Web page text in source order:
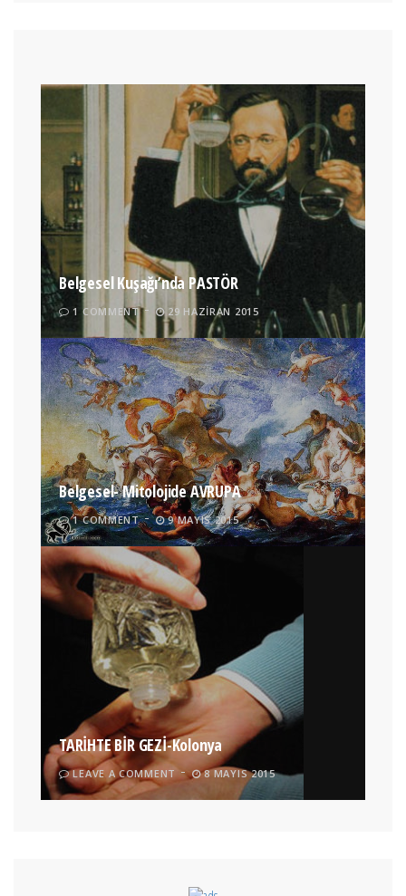
Belgesel Kuşağı’nda PASTÖR
1 COMMENT 29 HAZIRAN 2015
Belgesel- Mitolojide AVRUPA
1 COMMENT 9 MAYIS 2015
TARİHTE BİR GEZİ-Kolonya
LEAVE A COMMENT 8 MAYIS 2015